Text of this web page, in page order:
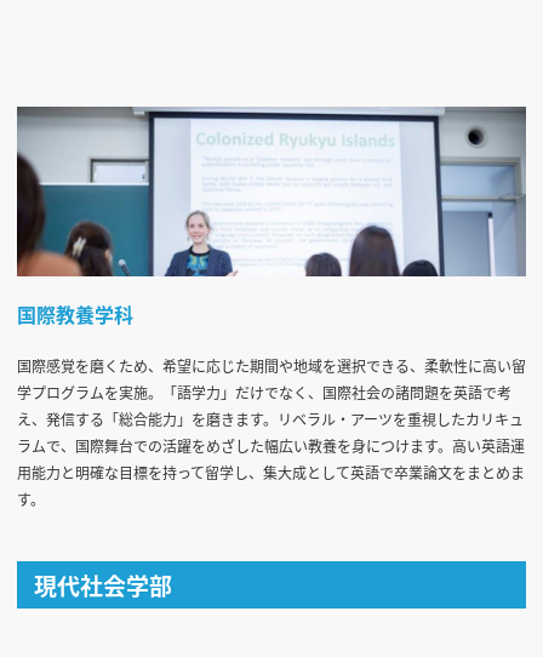
国際教養学科
国際感覚を磨くため、希望に応じた期間や地域を選択できる、柔軟性に高い留
学プログラムを実施。「語学力」だけでなく、国際社会の諸問題を英語で考
え、発信する「総合能力」を磨きます。リベラル・アーツを重視したカリキュ
ラムで、国際舞台での活躍をめざした幅広い教養を身につけます。高い英語運
用能力と明確な目標を持って留学し、集大成として英語で卒業論文をまとめま
す。
現代社会学部